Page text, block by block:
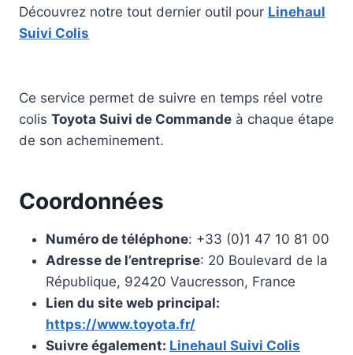
Découvrez notre tout dernier outil pour Linehaul
Suivi Colis
Ce service permet de suivre en temps réel votre
colis Toyota Suivi de Commande à chaque étape
de son acheminement.
Coordonnées
Numéro de téléphone: +33 (0)1 47 10 81 00
Adresse de l’entreprise: 20 Boulevard de la
République, 92420 Vaucresson, France
Lien du site web principal:
https://www.toyota.fr/
Suivre également: Linehaul Suivi Colis